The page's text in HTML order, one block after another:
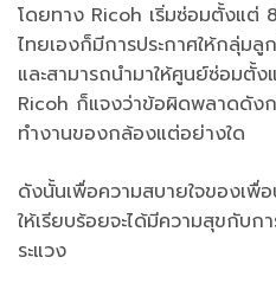
โดยทาง Ricoh เริ่มซ่อมตั้งแต่
ไทยเองก็มีการประกาศให้กลุ่มลู
และสามารถนำมาให้ศูนย์ซ่อม
Ricoh ก็แจงว่าข้อผิดพลาดดัง
ทำงานของกล้องแต่อย่างใด
ดังนั้นเพื่อความสบายใจของเพื่อ
ให้เรียบร้อยจะได้มีความสุขกับก
ระแวง